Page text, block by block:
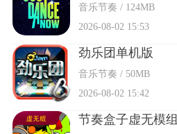
音乐节奏 / 124MB
2026-08-02 15:53
劲乐团单机版
音乐节奏 / 50MB
2026-08-02 15:42
节奏盒子虚无模组